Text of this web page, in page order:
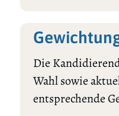
Die
Wahl sowie
entsprechende